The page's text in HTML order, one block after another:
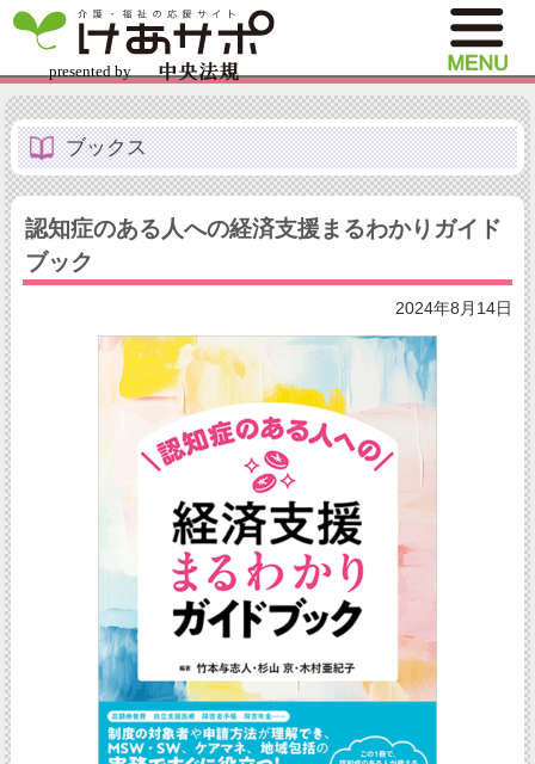
ブックス
認知症のある人への経済支援まるわかりガイド
ブック
2024年8月14日